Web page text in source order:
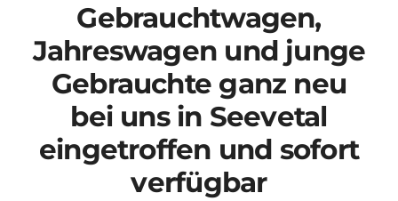
Gebrauchtwagen,
Jahreswagen und junge
Gebrauchte ganz neu
bei uns in Seevetal
eingetroffen und sofort
verfügbar